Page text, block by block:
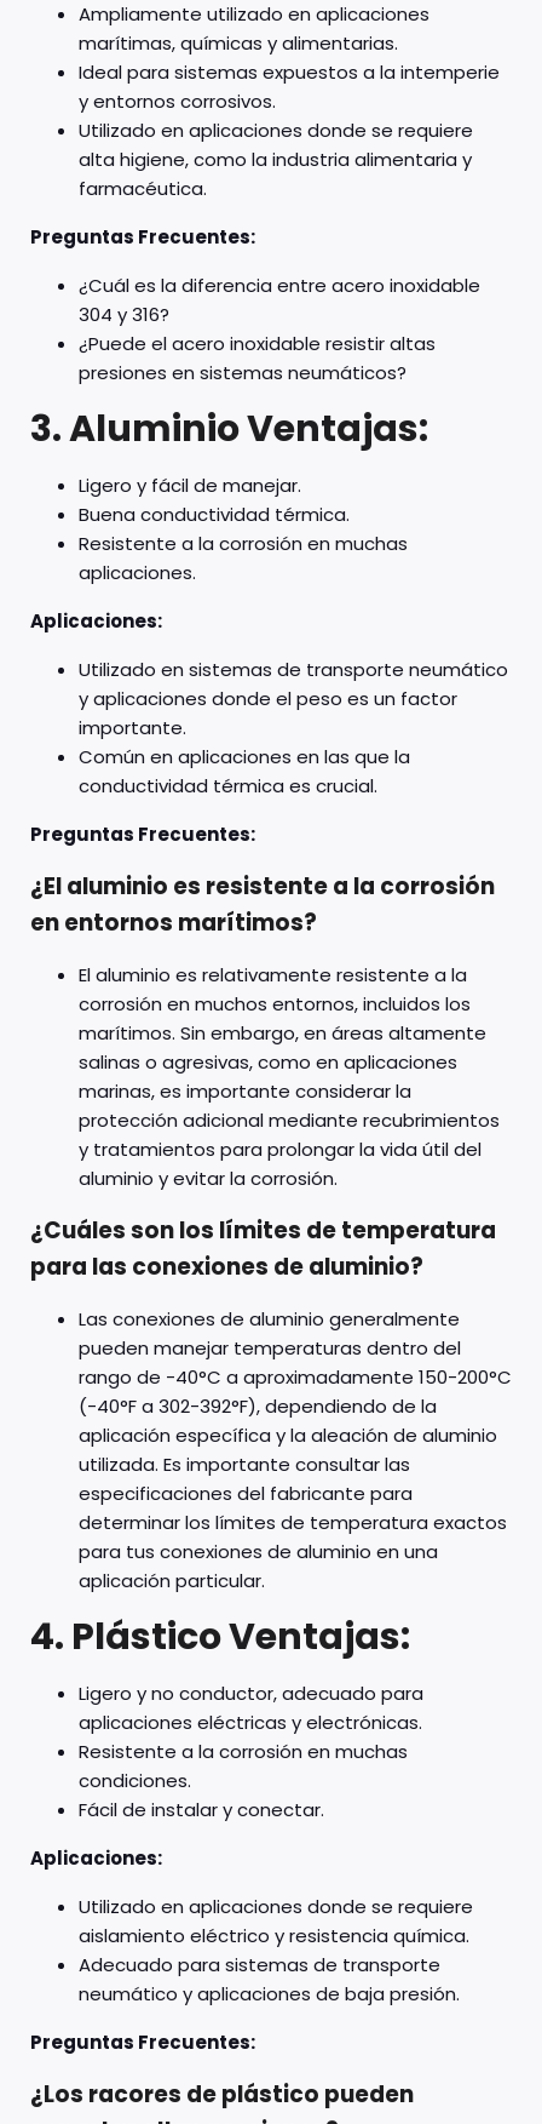
Ampliamente utilizado en aplicaciones
marítimas, químicas y alimentarias.
Ideal para sistemas expuestos a la intemperie
y entornos corrosivos.
Utilizado en aplicaciones donde se requiere
alta higiene, como la industria alimentaria y
farmacéutica.
Preguntas Frecuentes:
¿Cuál es la diferencia entre acero inoxidable
304 y 316?
¿Puede el acero inoxidable resistir altas
presiones en sistemas neumáticos?
3. AluminioVentajas:
Ligero y fácil de manejar.
Buena conductividad térmica.
Resistente a la corrosión en muchas
aplicaciones.
Aplicaciones:
Utilizado en sistemas de transporte neumático
y aplicaciones donde el peso es un factor
importante.
Común en aplicaciones en las que la
conductividad térmica es crucial.
Preguntas Frecuentes:
¿El aluminio es resistente a la corrosión
en entornos marítimos?
El aluminio es relativamente resistente a la
corrosión en muchos entornos, incluidos los
marítimos. Sin embargo, en áreas altamente
salinas o agresivas, como en aplicaciones
marinas, es importante considerar la
protección adicional mediante recubrimientos
y tratamientos para prolongar la vida útil del
aluminio y evitar la corrosión.
¿Cuáles son los límites de temperatura
para las conexiones de aluminio?
Las conexiones de aluminio generalmente
pueden manejar temperaturas dentro del
rango de -40°C a aproximadamente 150-200°C
(-40°F a 302-392°F), dependiendo de la
aplicación específica y la aleación de aluminio
utilizada. Es importante consultar las
especificaciones del fabricante para
determinar los límites de temperatura exactos
para tus conexiones de aluminio en una
aplicación particular.
4. PlásticoVentajas:
Ligero y no conductor, adecuado para
aplicaciones eléctricas y electrónicas.
Resistente a la corrosión en muchas
condiciones.
Fácil de instalar y conectar.
Aplicaciones:
Utilizado en aplicaciones donde se requiere
aislamiento eléctrico y resistencia química.
Adecuado para sistemas de transporte
neumático y aplicaciones de baja presión.
Preguntas Frecuentes:
¿Los racores de plástico pueden